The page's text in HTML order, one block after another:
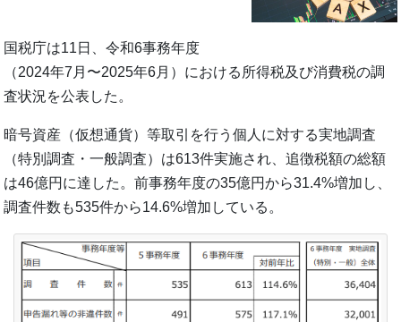
国税庁は11日、令和6事務年度
（2024年7月〜2025年6月）における所得税及び消費税の調
査状況を公表した。
暗号資産（仮想通貨）等取引を行う個人に対する実地調査
（特別調査・一般調査）は613件実施され、追徴税額の総額
は46億円に達した。前事務年度の35億円から31.4%増加し、
調査件数も535件から14.6%増加している。